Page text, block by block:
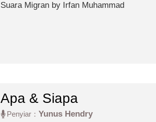
Suara Migran by Irfan Muhammad
Apa & Siapa
Penyiar：Yunus Hendry